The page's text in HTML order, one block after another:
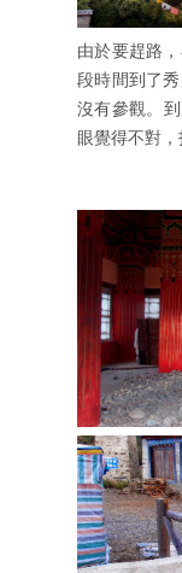
由於要趕路
段時間到了
沒有參觀。
眼覺得不對，